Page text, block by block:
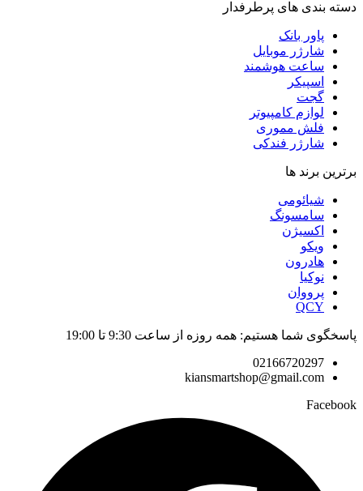
دسته بندی های پرطرفدار
پاور بانک
شارژر موبایل
ساعت هوشمند
اسپیکر
گجت
لوازم کامپیوتر
فلش مموری
شارژر فندکی
برترین برند ها
شیائومی
سامسونگ
اکسیژن
ویکو
هادرون
نوکیا
پرووان
QCY
پاسخگوی شما هستیم: همه روزه از ساعت 9:30 تا 19:00
02166720297
kiansmartshop@gmail.com
Facebook